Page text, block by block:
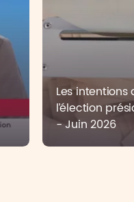
Les intentions
l’élection
- Juin 2026